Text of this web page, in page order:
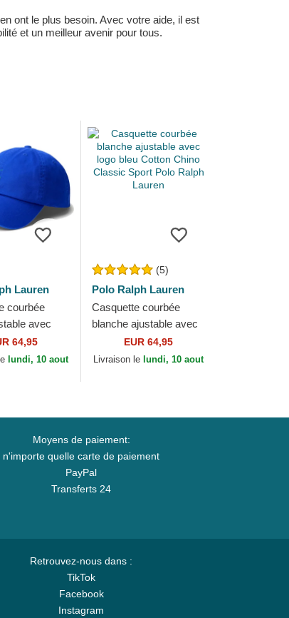
ont le plus besoin. Avec votre aide, il est
et un meilleur avenir pour tous.
Lauren
courbée
avec
Chino
Polo
64,95
lundi, 10 aout
(5)
Polo Ralph Lauren
Casquette courbée
blanche ajustable avec
logo bleu Cotton Chino
Classic Sport Polo
EUR 64,95
Livraison le lundi, 10 aout
Moyens de paiement:
n'importe quelle carte de paiement
PayPal
Transferts 24
Retrouvez-nous dans :
TikTok
Facebook
Instagram